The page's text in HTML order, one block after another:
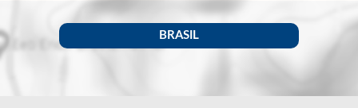
BRASIL